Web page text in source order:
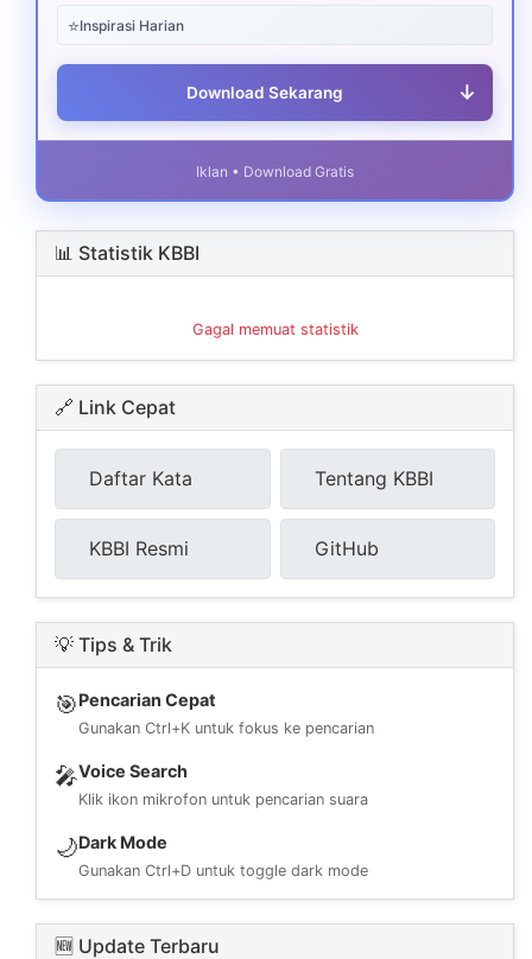
⭐Inspirasi Harian
Download Sekarang ↓
Iklan • Download Gratis
📊 Statistik KBBI
Gagal memuat statistik
🔗 Link Cepat
Daftar Kata Tentang KBBI
KBBI Resmi GitHub
💡 Tips & Trik
🎯Pencarian Cepat
Gunakan Ctrl+K untuk fokus ke pencarian
🎤Voice Search
Klik ikon mikrofon untuk pencarian suara
🌙Dark Mode
Gunakan Ctrl+D untuk toggle dark mode
🆕 Update Terbaru